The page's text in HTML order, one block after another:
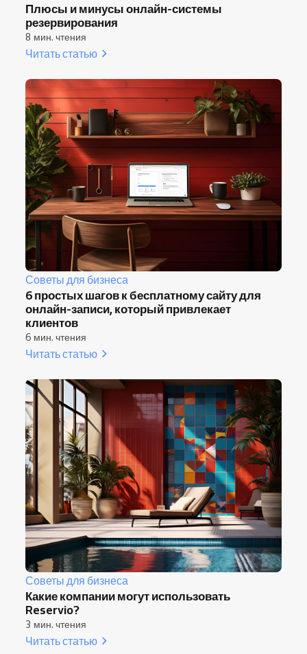
Плюсы и минусы онлайн-системы
резервирования
8 мин. чтения
Читать статью
Советы для бизнеса
6 простых шагов к бесплатному сайту для
онлайн-записи, который привлекает
клиентов
6 мин. чтения
Читать статью
Советы для бизнеса
Какие компании могут использовать
Reservio?
3 мин. чтения
Читать статью